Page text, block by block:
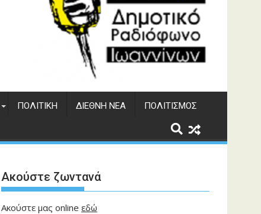
ΠΟΛΙΤΙΚΉ ΔΙΕΘΝΉ ΝΈΑ ΠΟΛΙΤΙΣΜΌΣ
Ακούστε ζωντανά
Ακούστε μας online εδώ